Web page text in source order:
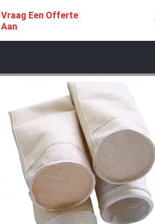
Vraag Een Offerte
Aan